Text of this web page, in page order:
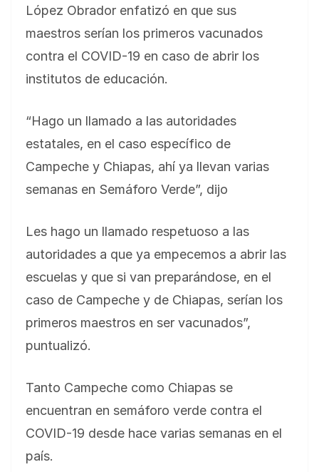
López Obrador enfatizó en que sus
maestros serían los primeros vacunados
contra el COVID-19 en caso de abrir los
institutos de educación.
“Hago un llamado a las autoridades
estatales, en el caso específico de
Campeche y Chiapas, ahí ya llevan varias
semanas en Semáforo Verde”, dijo
Les hago un llamado respetuoso a las
autoridades a que ya empecemos a abrir las
escuelas y que si van preparándose, en el
caso de Campeche y de Chiapas, serían los
primeros maestros en ser vacunados”,
puntualizó.
Tanto Campeche como Chiapas se
encuentran en semáforo verde contra el
COVID-19 desde hace varias semanas en el
país.